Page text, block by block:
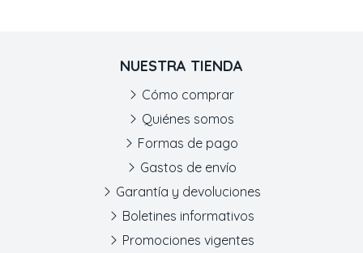
NUESTRA TIENDA
Cómo comprar
Quiénes somos
Formas de pago
Gastos de envío
Garantía y devoluciones
Boletines informativos
Promociones vigentes